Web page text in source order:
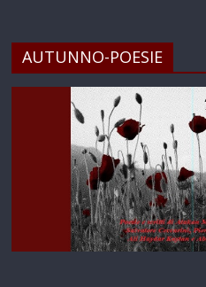
AUTUNNO-POESIE